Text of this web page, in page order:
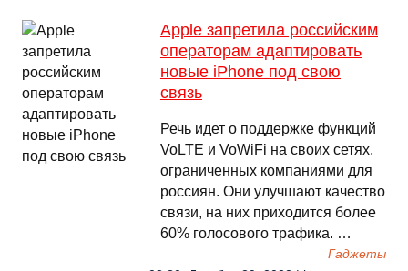
Apple запретила российским
операторам адаптировать
новые iPhone под свою
связь
Речь идет о поддержке функций
VoLTE и VoWiFi на своих сетях,
ограниченных компаниями для
россиян. Они улучшают качество
связи, на них приходится более
60% голосового трафика. …
Гаджеты